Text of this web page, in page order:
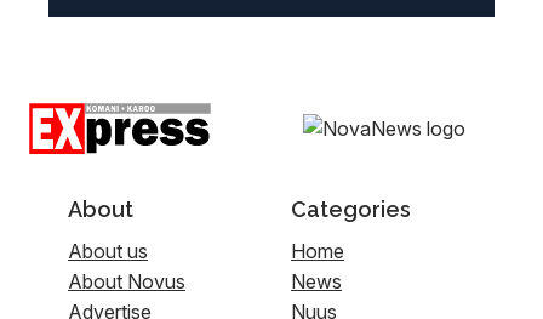
About
About us
About Novus
Advertise
Categories
Home
News
Nuus